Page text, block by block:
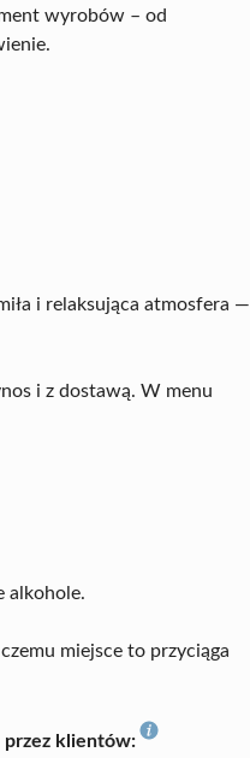
wyrobów – od
i relaksująca atmosfera —
i z dostawą. W menu
alkohole.
miejsce to przyciąga
przez klientów: